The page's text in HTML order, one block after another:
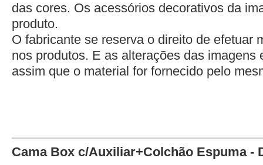
das cores. Os acessórios decorativos da
produto.
O fabricante se reserva o direito de efetuar
nos produtos. E as alterações das imagens
assim que o material for fornecido pelo
Cama Box c/Auxiliar+Colchão Espuma -